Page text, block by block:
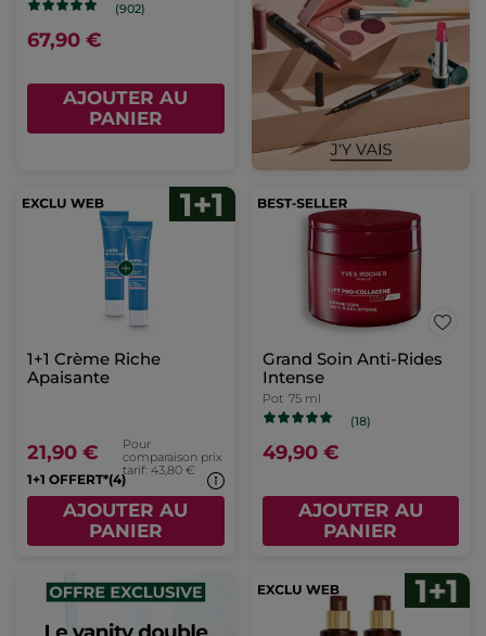
(902)
67,90 €
AJOUTER AU
PANIER
1+1 Crème Riche
Apaisante
21,90 €
Pour
comparaison prix
tarif: 43,80 €
1+1 OFFERT*(4)
AJOUTER AU
PANIER
Grand Soin Anti-Rides
Intense
Pot 75 ml
(18)
49,90 €
AJOUTER AU
PANIER